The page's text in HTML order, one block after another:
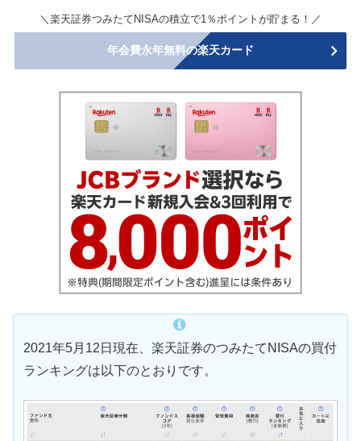
＼楽天証券つみたてNISAの積立で1％ポイントが貯まる！／
年会費永年無料の楽天カード
2021年5月12日現在、楽天証券のつみたてNISAの買付
ランキングは以下のとおりです。